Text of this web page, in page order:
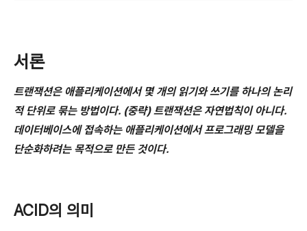
서론
트랜잭션은 애플리케이션에서 몇 개의 읽기와 쓰기를 하나의 논리
적 단위로 묶는 방법이다. (중략) 트랜잭션은 자연법칙이 아니다.
데이터베이스에 접속하는 애플리케이션에서 프로그래밍 모델을
단순화하려는 목적으로 만든 것이다.
ACID의 의미